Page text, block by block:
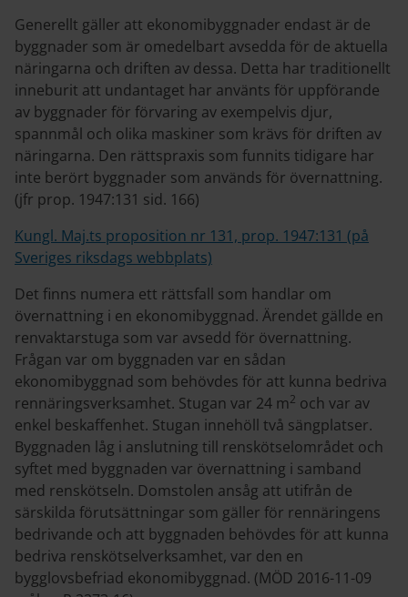
Generellt gäller att ekonomibyggnader endast är de
byggnader som är omedelbart avsedda för de aktuella
näringarna och driften av dessa. Detta har traditionellt
inneburit att undantaget har använts för uppförande
av byggnader för förvaring av exempelvis djur,
spannmål och olika maskiner som krävs för driften av
näringarna. Den rättspraxis som funnits tidigare har
inte berört byggnader som används för övernattning.
(jfr prop. 1947:131 sid. 166)
Kungl. Maj.ts proposition nr 131, prop. 1947:131 (på
Sveriges riksdags webbplats)
Det finns numera ett rättsfall som handlar om
övernattning i en ekonomibyggnad. Ärendet gällde en
renvaktarstuga som var avsedd för övernattning.
Frågan var om byggnaden var en sådan
ekonomibyggnad som behövdes för att kunna bedriva
rennäringsverksamhet. Stugan var 24 m2 och var av
enkel beskaffenhet. Stugan innehöll två sängplatser.
Byggnaden låg i anslutning till renskötselområdet och
syftet med byggnaden var övernattning i samband
med renskötseln. Domstolen ansåg att utifrån de
särskilda förutsättningar som gäller för rennäringens
bedrivande och att byggnaden behövdes för att kunna
bedriva renskötselverksamhet, var den en
bygglovsbefriad ekonomibyggnad. (MÖD 2016-11-09